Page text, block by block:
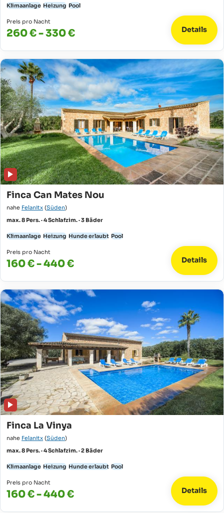
Klimaanlage Heizung Pool
Preis pro Nacht
260 € - 330 € Details
Finca Can Mates Nou
nahe Felanitx (Süden)
max. 8 Pers. · 4 Schlafzim. · 3 Bäder
Klimaanlage Heizung Hunde erlaubt Pool
Preis pro Nacht
160 € - 440 € Details
Finca La Vinya
nahe Felanitx (Süden)
max. 8 Pers. · 4 Schlafzim. · 2 Bäder
Klimaanlage Heizung Hunde erlaubt Pool
Preis pro Nacht
160 € - 440 € Details